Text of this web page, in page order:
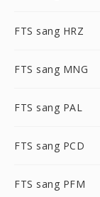
FTS sang HRZ
FTS sang MNG
FTS sang PAL
FTS sang PCD
FTS sang PFM